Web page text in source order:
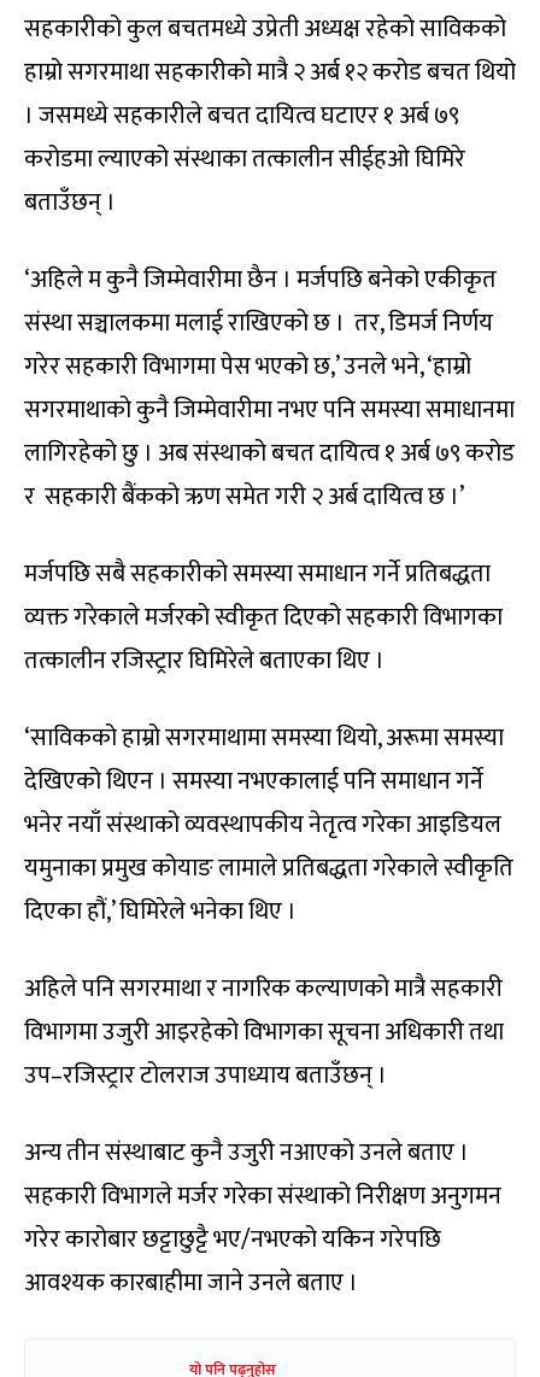
सहकारीको कुल बचतमध्ये उप्रेती अध्यक्ष रहेको साविकको
हाम्रो सगरमाथा सहकारीको मात्रै २ अर्ब १२ करोड बचत थियो
। जसमध्ये सहकारीले बचत दायित्व घटाएर १ अर्ब ७९
करोडमा ल्याएको संस्थाका तत्कालीन सीईहओ घिमिरे
बताउँछन् ।
‘अहिले म कुनै जिम्मेवारीमा छैन । मर्जपछि बनेको एकीकृत
संस्था सञ्चालकमा मलाई राखिएको छ । तर, डिमर्ज निर्णय
गरेर सहकारी विभागमा पेस भएको छ,’ उनले भने, ‘हाम्रो
सगरमाथाको कुनै जिम्मेवारीमा नभए पनि समस्या समाधानमा
लागिरहेको छु । अब संस्थाको बचत दायित्व १ अर्ब ७९ करोड
र सहकारी बैंकको ऋण समेत गरी २ अर्ब दायित्व छ ।’
मर्जपछि सबै सहकारीको समस्या समाधान गर्ने प्रतिबद्धता
व्यक्त गरेकाले मर्जरको स्वीकृत दिएको सहकारी विभागका
तत्कालीन रजिस्ट्रार घिमिरेले बताएका थिए ।
‘साविकको हाम्रो सगरमाथामा समस्या थियो, अरूमा समस्या
देखिएको थिएन । समस्या नभएकालाई पनि समाधान गर्ने
भनेर नयाँ संस्थाको व्यवस्थापकीय नेतृत्व गरेका आइडियल
यमुनाका प्रमुख कोयाङ लामाले प्रतिबद्धता गरेकाले स्वीकृति
दिएका हौं,’ घिमिरेले भनेका थिए ।
अहिले पनि सगरमाथा र नागरिक कल्याणको मात्रै सहकारी
विभागमा उजुरी आइरहेको विभागका सूचना अधिकारी तथा
उप–रजिस्ट्रार टोलराज उपाध्याय बताउँछन् ।
अन्य तीन संस्थाबाट कुनै उजुरी नआएको उनले बताए ।
सहकारी विभागले मर्जर गरेका संस्थाको निरीक्षण अनुगमन
गरेर कारोबार छट्टाछुट्टै भए/नभएको यकिन गरेपछि
आवश्यक कारबाहीमा जाने उनले बताए ।
यो पनि पढ्नुहोस